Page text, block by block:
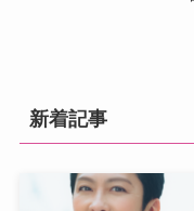
新着記事